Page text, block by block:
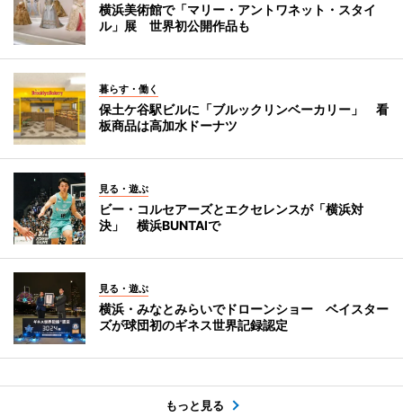
横浜美術館で「マリー・アントワネット・スタイ
ル」展 世界初公開作品も
暮らす・働く
保土ケ谷駅ビルに「ブルックリンベーカリー」 看
板商品は高加水ドーナツ
見る・遊ぶ
ビー・コルセアーズとエクセレンスが「横浜対
決」 横浜BUNTAIで
見る・遊ぶ
横浜・みなとみらいでドローンショー ベイスター
ズが球団初のギネス世界記録認定
もっと見る